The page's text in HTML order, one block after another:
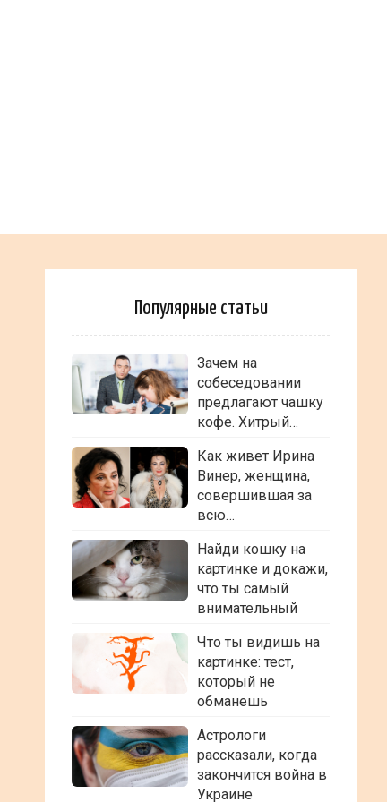
Популярные статьи
Зачем на
собеседовании
предлагают чашку
кофе. Хитрый…
Как живет Ирина
Винер, женщина,
совершившая за
всю…
Найди кошку на
картинке и докажи,
что ты самый
внимательный
Что ты видишь на
картинке: тест,
который не
обманешь
Астрологи
рассказали, когда
закончится война в
Украине